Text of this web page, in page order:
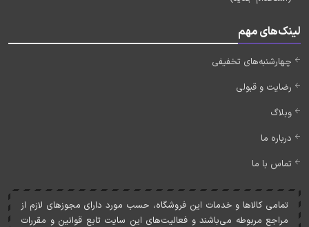
لینک‌های مهم
چهارشنبه‌های تخفیفی
رضایت و قبولی
وبلاگ
درباره ما
تماس با ما
تمامی کالاها و خدمات اين فروشگاه، حسب مورد دارای مجوزهای لازم از
مراجع مربوطه می‌باشند و فعاليت‌های اين سايت تابع قوانين و مقررات